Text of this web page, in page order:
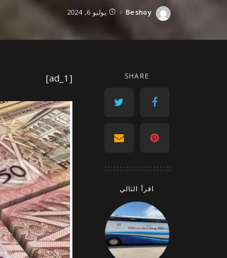
Posted
Beshoy يوليو 6, 2024
SHARE
اقرأ التالي
[ad_1]